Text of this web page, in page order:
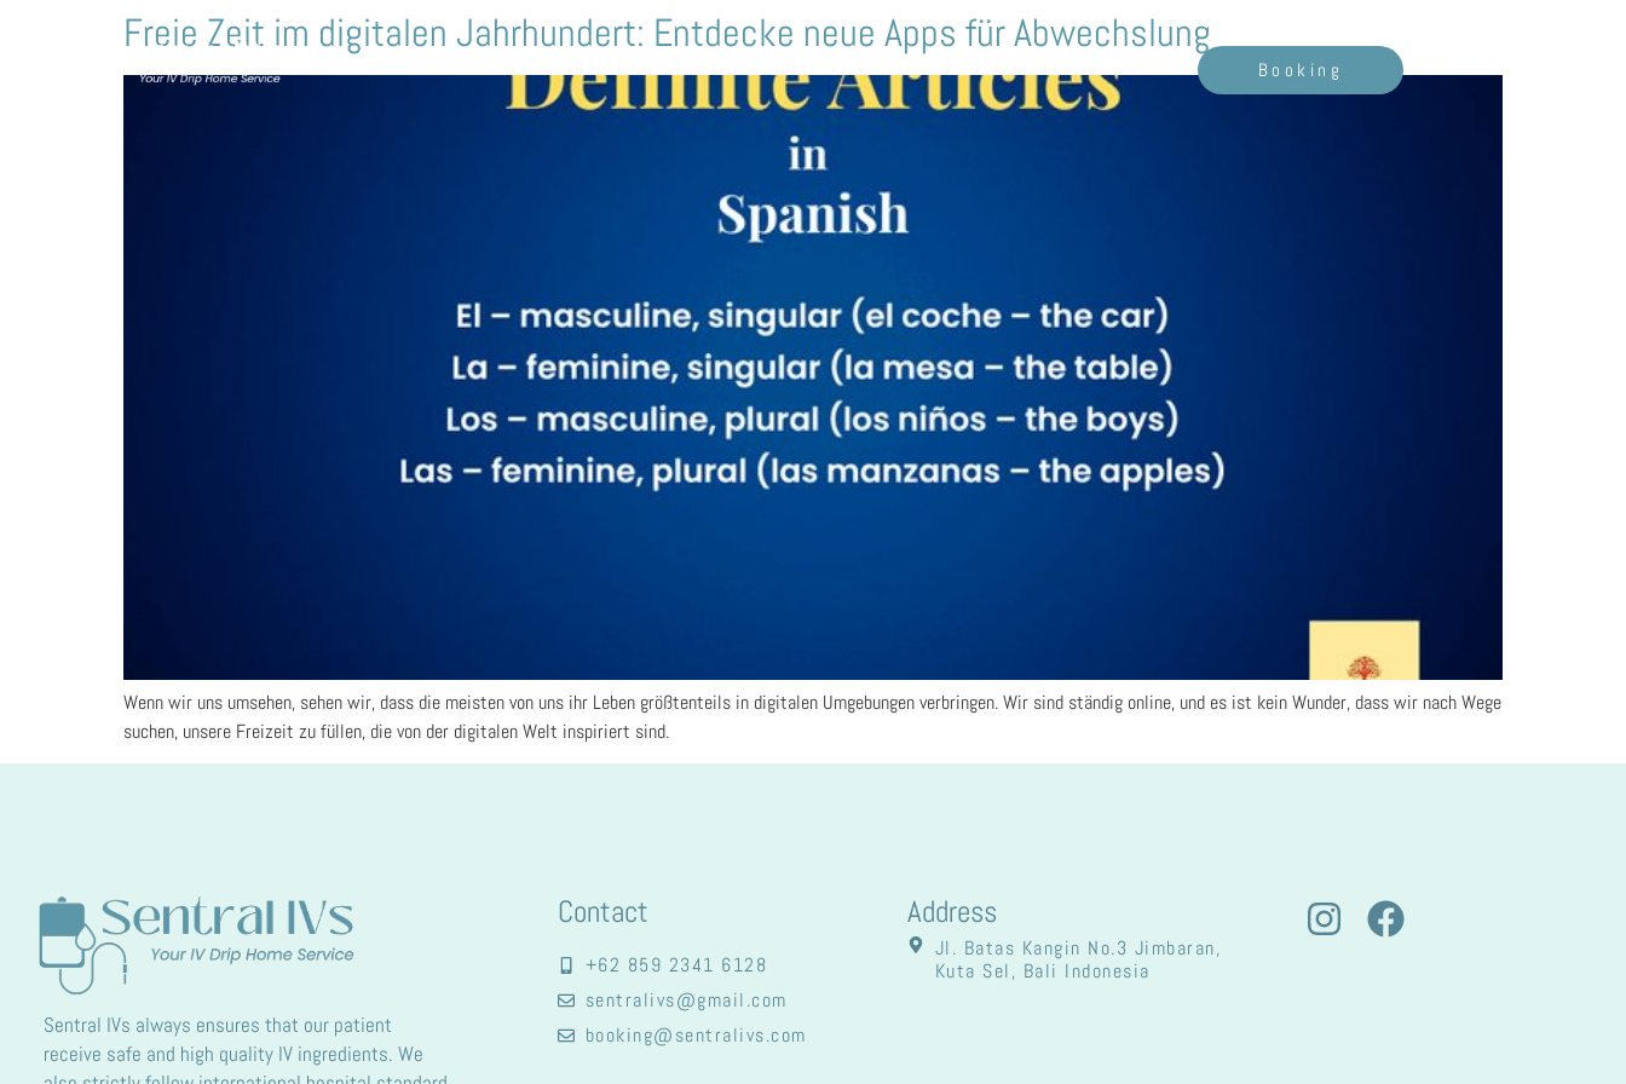
Booking
Freie Zeit im digitalen Jahrhundert: Entdecke neue Apps für Abwechslung
Wenn wir uns umsehen, sehen wir, dass die meisten von uns ihr Leben größtenteils in digitalen Umgebungen verbringen. Wir sind ständig online, und es ist kein Wunder, dass wir nach Wege
suchen, unsere Freizeit zu füllen, die von der digitalen Welt inspiriert sind.
Sentral IVs always ensures that our patient
receive safe and high quality IV ingredients. We
Contact
+62 859 2341 6128
sentralivs@gmail.com
booking@sentralivs.com
Address
Jl. Batas Kangin No.3 Jimbaran,
Kuta Sel, Bali Indonesia